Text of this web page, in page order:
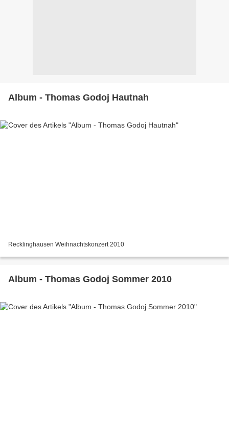
Album - Thomas Godoj Hautnah
Recklinghausen Weihnachtskonzert 2010
Album - Thomas Godoj Sommer 2010